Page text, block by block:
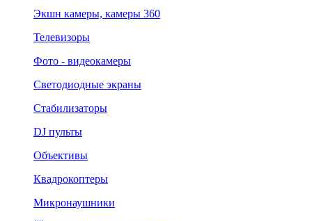
Экшн камеры, камеры 360
Телевизоры
Фото - видеокамеры
Светодиодные экраны
Стабилизаторы
DJ пульты
Объективы
Квадрокоптеры
Микронаушники